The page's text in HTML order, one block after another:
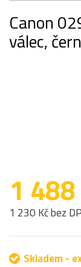
Canon
válec,
1
1 230 Kč bez
Skladem -